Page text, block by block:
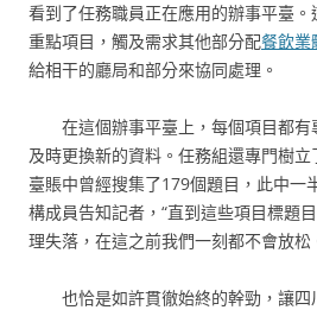
看到了任務職員正在應用的辦事平臺
重點項目，觸及需求其他部分配餐飲業
給相干的廳局和部分來協同處理。
在這個辦事平臺上，每個項目都有
及時更換新的資料。任務組還專門樹立
臺賬中曾經搜集了179個題目，此中一
構成員告知記者，“直到這些項目標題
理失落，在這之前我們一刻都不會放松
也恰是如許貫徹始終的幹勁，讓